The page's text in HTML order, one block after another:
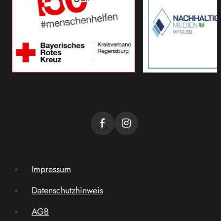
Impressum
Datenschutzhinweis
AGB